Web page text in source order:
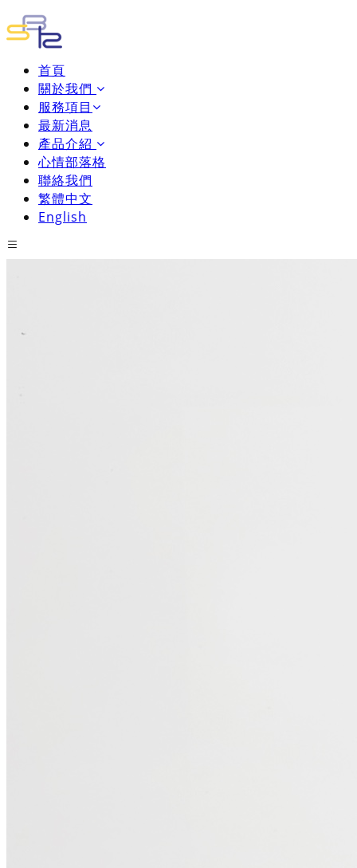
首頁
關於我們
服務項目
最新消息
產品介紹
心情部落格
聯絡我們
繁體中文
English